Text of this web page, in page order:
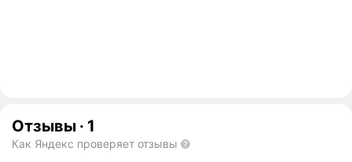
Отзывы · 1
Как Яндекс проверяет отзывы